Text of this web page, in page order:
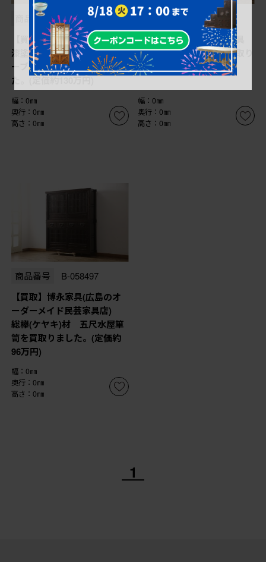
商品番号 B-062789
【買取】広島県 博永家具
漆塗り 収納付き 囲炉裏テ
ーブルセットを買取りまし
た。(定価約130万円)
幅：0㎜
奥行：0㎜
高さ：0㎜
商品番号 B-062790
【買取】広島県 博永家具
収納付き まる花台を買取り
ました。
幅：0㎜
奥行：0㎜
高さ：0㎜
商品番号 B-058497
【買取】博永家具(広島のオ
ーダーメイド民芸家具店)
総欅(ケヤキ)材 五尺水屋箪
笥を買取りました。(定価約
96万円)
幅：0㎜
奥行：0㎜
高さ：0㎜
1